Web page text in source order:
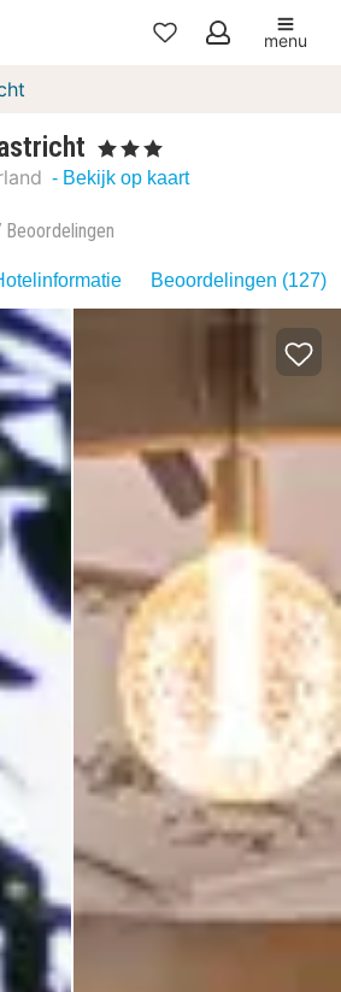
Mijn
menu
, 3 Sterren
- Bekijk op kaart
Beoordelingen
Beoordelingen (127)